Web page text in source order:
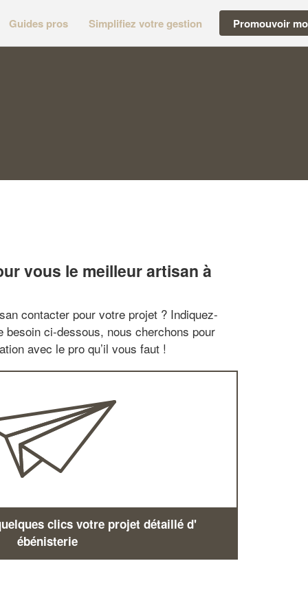
Guides pros Simplifiez votre gestion Promouvoir
vous le meilleur artisan à
contacter pour votre projet ? Indiquez-
besoin ci-dessous, nous cherchons pour
avec le pro qu’il vous faut !
clics votre projet détaillé d'
ébénisterie